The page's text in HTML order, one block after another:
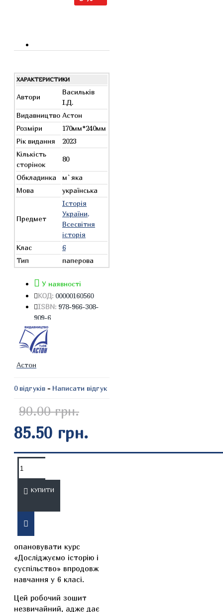
ХАРАКТЕРИСТИКИ
Автори
Васильків
І.Д.
Видавництво Астон
Розміри
170мм*240мм
Рік видання
2023
Кількість
сторінок
80
Обкладинка
м`яка
Мова
українська
Предмет
Історія
України,
Всесвітня
історія
Клас
6
Тип
паперова
У наявності
КОД: 00000160560
ISBN: 978-966-308-
909-6
Астон
0 відгуків - Написати відгук
90.00 грн.
85.50 грн.
КУПИТИ
ОПИС
Це унікальний зошит,
який допоможе
опановувати курс
«Досліджуємо історію і
суспільство» впродовж
навчання у 6 класі.
Цей робочий зошит
незвичайний, адже дає